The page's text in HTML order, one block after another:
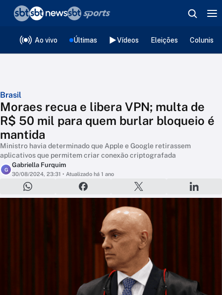
Ao vivo Últimas Vídeos Eleições
Brasil
Moraes recua e libera VPN; multa de
R$ 50 mil para quem burlar bloqueio é
mantida
Ministro havia determinado que Apple e Google retirassem
aplicativos que permitem criar conexão criptografada
G
Gabriella Furquim
30/08/2024, 23:31 • Atualizado há 1 ano
❮voltar
Editorias